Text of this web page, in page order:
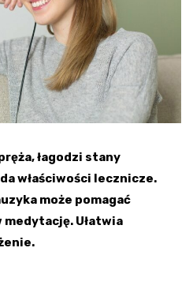
łagodzi stany
właściwości lecznicze.
może pomagać
medytację. Ułatwia